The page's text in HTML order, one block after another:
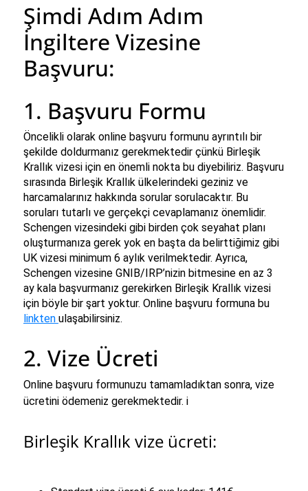
Şimdi Adım Adım
İngiltere Vizesine
Başvuru:
1. Başvuru Formu
Öncelikli olarak online başvuru formunu ayrıntılı bir
şekilde doldurmanız gerekmektedir çünkü Birleşik
Krallık vizesi için en önemli nokta bu diyebiliriz. Başvuru
sırasında Birleşik Krallık ülkelerindeki geziniz ve
harcamalarınız hakkında sorular sorulacaktır. Bu
soruları tutarlı ve gerçekçi cevaplamanız önemlidir.
Schengen vizesindeki gibi birden çok seyahat planı
oluşturmanıza gerek yok en başta da belirttiğimiz gibi
UK vizesi minimum 6 aylık verilmektedir. Ayrıca,
Schengen vizesine GNIB/IRP’nizin bitmesine en az 3
ay kala başvurmanız gerekirken Birleşik Krallık vizesi
için böyle bir şart yoktur.
linkten ulaşabilirsiniz.
2. Vize Ücreti
Online başvuru formunuzu tamamladıktan sonra, vize
ücretini ödemeniz gerekmektedir. i
Birleşik Krallık vize ücreti: